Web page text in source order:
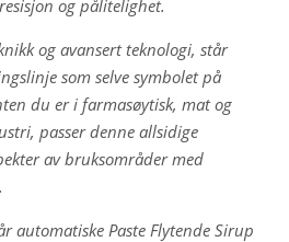
og pålitelighet.
og avansert teknologi, står
som selve symbolet på
du er i farmasøytisk, mat og
passer denne allsidige
av bruksområder med
automatiske Paste Flytende Sirup